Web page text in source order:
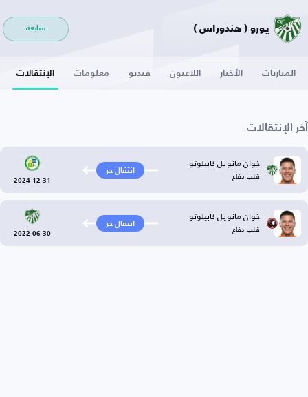
يورو ( هندوراس ) متابعة
المباريات الأخبار اللاعبون فيديو معلومات الإنتقالات
آخر الإنتقالات
خوان مانويل كابيلوتو
قلب دفاع انتقال حر
2024-12-31
خوان مانويل كابيلوتو
قلب دفاع انتقال حر
2022-06-30